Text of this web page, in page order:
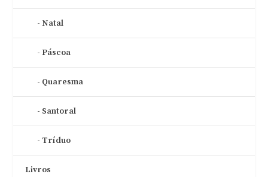
Natal
Páscoa
Quaresma
Santoral
Tríduo
Livros